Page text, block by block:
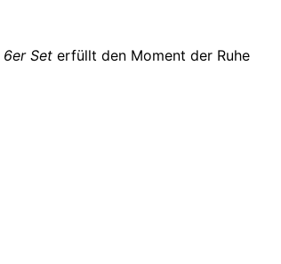
6er Set erfüllt den Moment der Ruhe